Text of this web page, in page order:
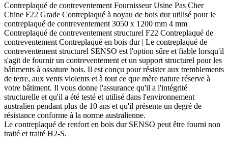
Contreplaqué de contreventement Fournisseur Usine Pas Cher
Chine F22 Grade Contreplaqué à noyau de bois dur utilisé pour le
contreplaqué de contreventement 3050 x 1200 mm 4 mm
Contreplaqué de contreventement structurel F22 Contreplaqué de
contreventement Contreplaqué en bois dur | Le contreplaqué de
contreventement structurel SENSO est l'option sûre et fiable lorsqu'il
s'agit de fournir un contreventement et un support structurel pour les
bâtiments à ossature bois. Il est conçu pour résister aux tremblements
de terre, aux vents violents et à tout ce que mère nature réserve à
votre bâtiment. Il vous donne l'assurance qu'il a l'intégrité
structurelle et qu'il a été testé et utilisé dans l'environnement
australien pendant plus de 10 ans et qu'il présente un degré de
résistance conforme à la norme australienne.
Le contreplaqué de renfort en bois dur SENSO peut être fourni non
traité et traité H2-S.